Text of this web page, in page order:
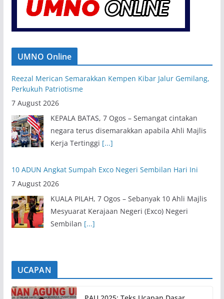
UMNO Online
Reezal Merican Semarakkan Kempen Kibar Jalur Gemilang,
Perkukuh Patriotisme
7 August 2026
KEPALA BATAS, 7 Ogos – Semangat cintakan
negara terus disemarakkan apabila Ahli Majlis
Kerja Tertinggi [...]
10 ADUN Angkat Sumpah Exco Negeri Sembilan Hari Ini
7 August 2026
KUALA PILAH, 7 Ogos – Sebanyak 10 Ahli Majlis
Mesyuarat Kerajaan Negeri (Exco) Negeri
Sembilan [...]
UCAPAN